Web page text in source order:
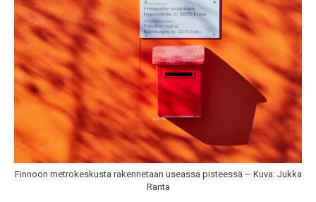
Finnoon metrokeskusta rakennetaan useassa pisteessä – Kuva: Jukka
Ranta